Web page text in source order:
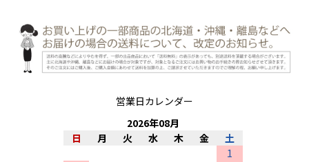
営業日カレンダー
2026年08月
日
月 火 水 木 金
土
1